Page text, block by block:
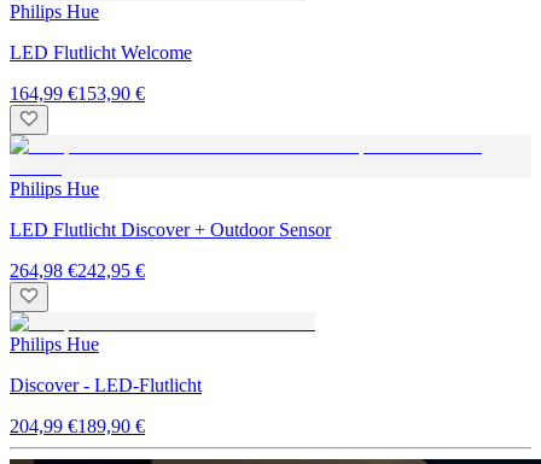
Philips Hue
LED Flutlicht Welcome
164,99 €153,90 €
Philips Hue
LED Flutlicht Discover + Outdoor Sensor
264,98 €242,95 €
Philips Hue
Discover - LED-Flutlicht
204,99 €189,90 €